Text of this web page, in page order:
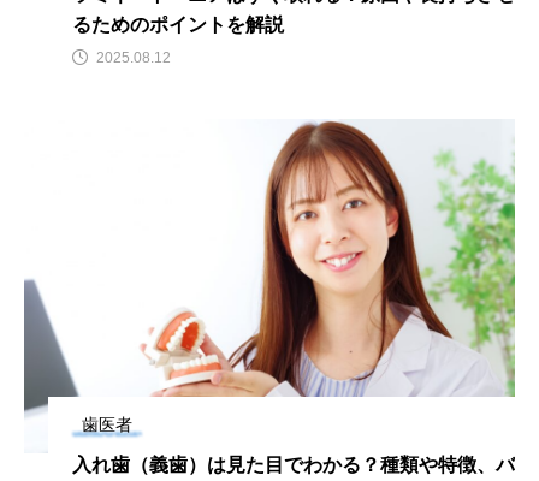
るためのポイントを解説
2025.08.12
歯医者
入れ歯（義歯）は見た目でわかる？種類や特徴、バ